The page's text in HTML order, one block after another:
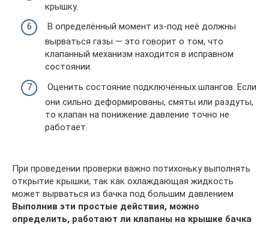
крышку.
В определённый момент из-под неё должны
вырваться газы — это говорит о том, что
клапанный механизм находится в исправном
состоянии.
Оценить состояние подключённых шлангов. Если
они сильно деформированы, смяты или раздуты,
то клапан на понижение давление точно не
работает.
При проведении проверки важно потихоньку выполнять
открытие крышки, так как охлаждающая жидкость
может вырваться из бачка под большим давлением
Выполнив эти простые действия, можно
определить, работают ли клапаны на крышке бачка